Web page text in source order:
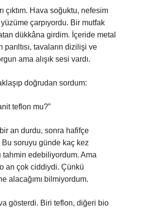
çıktım. Hava soğuktu, nefesim
çarpıyordu. Bir mutfak
dükkâna girdim. İçeride metal
tavaların dizilişi ve
ama alışık sesi vardı.
doğrudan sordum:
teflon mu?”
bir an durdu, sonra hafifçe
soruyu günde kaç kez
tahmin edebiliyordum. Ama
an çok ciddiydi. Çünkü
alacağımı bilmiyordum.
gösterdi. Biri teflon, diğeri bio